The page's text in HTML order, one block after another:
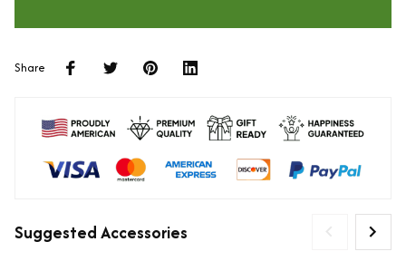
Share
Suggested Accessories